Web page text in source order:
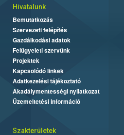
Hivatalunk
Bemutatkozás
Szervezeti felépítés
Gazdálkodási adatok
Felügyeleti szervünk
Projektek
Kapcsolódó linkek
Adatkezelési tájékoztató
Akadálymentességi nyilatkozat
Üzemeltetési információ
Szakterületek